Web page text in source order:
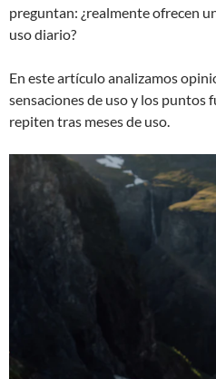
preguntan: ¿realmente ofrecen
uso diario?
En este artículo analizamos
sensaciones de uso y los puntos
repiten tras meses de uso.